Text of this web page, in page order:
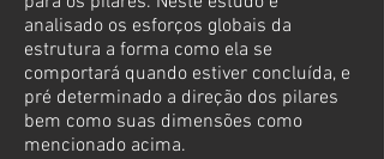
analisado os esforços globais da
estrutura a forma como ela se
comportará quando estiver concluída, e
pré determinado a direção dos pilares
bem como suas dimensões como
mencionado acima.